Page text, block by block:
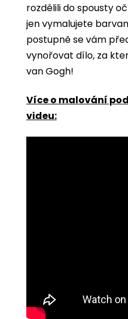
rozdělili do spousty
jen vymalujete
postupně se vám
vynořovat dílo, za
van Gogh!
Více o malování
videu: